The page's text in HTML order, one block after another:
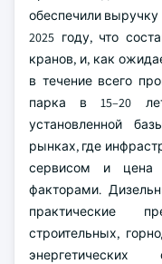
обеспечили
2025 году, что
кранов, и, как
в течение всего
парка в 15–20
установленной
рынках, где
сервисом и цена
факторами.
практические
строительных,